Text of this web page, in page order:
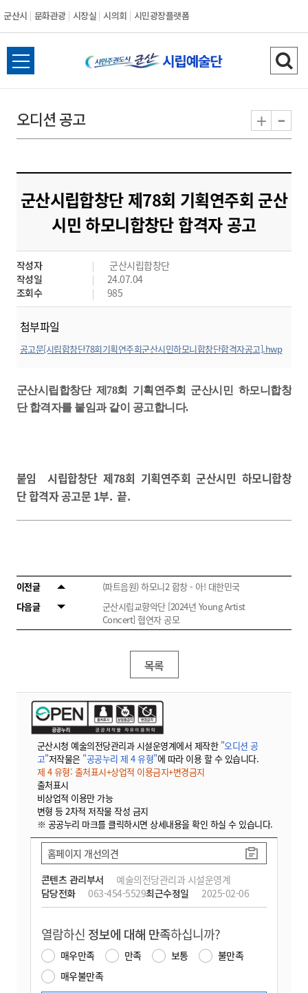
군산시 문화관광 시장실 시의회 시민광장플랫폼
군
산
전
체
뉴
열
검
색
기
오디션 공고 + -
군산시립합창단 제78회 기획연주회 군산
시민 하모니합창단 합격자 공고
작성자
군산시립합창단
작성일
24.07.04
조회수
985
첨부파일
공고문[시립합창단78회기획연주회군산시민하모니합창단합격자공고].hwp
군산시립합창단 제78회 기획연주회 군산시민 하모니합창
단 합격자를 붙임과 같이 공고합니다.
붙임 시립합창단 제78회 기획연주회 군산시민 하모니합창
단 합격자 공고문 1부. 끝.
이전글
(파트음원) 하모니2 합창 - 아! 대한민국
다음글
군산시립교향악단 [2024년 Young Artist
Concert] 협연자 공모
목록
군산시청 예술의전당관리과 시설운영계에서 제작한 "오디션 공
고"저작물은 "공공누리 제 4 유형"에 따라 이용 할 수 있습니다.
제 4 유형: 출처표시+상업적 이용금지+변경금지
출처표시
비상업적 이용만 가능
변형 등 2차적 저작물 작성 금지
※ 공공누리 마크를 클릭하시면 상세내용을 확인 하실 수 있습니다.
콘텐츠 관리부서
예술의전당관리과 시설운영계
담당전화
063-454-5529최근수정일 2025-02-06
홈페이지 개선의견
열람하신 정보에 대해 만족하십니까?
매우만족 만족 보통
불만족
매우불만족